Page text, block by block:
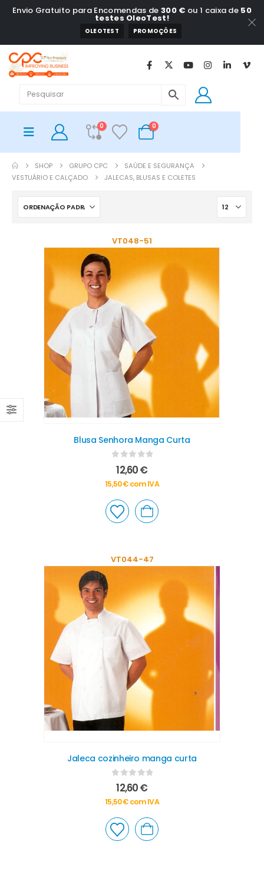
Envio Gratuito para Encomendas de 300 € ou 1 caixa de 50
testes OleoTest!
OLEOTEST PROMOÇÕES
0 0
SHOP GRUPO CPC
SAÚDE E SEGURANÇA
VESTUÁRIO E CALÇADO
JALECAS, BLUSAS E COLETES
VT048-51
Blusa Senhora Manga Curta
0out of 5
12,60€
15,50€com IVA
VT044-47
Jaleca cozinheiro manga curta
0out of 5
12,60€
15,50€com IVA